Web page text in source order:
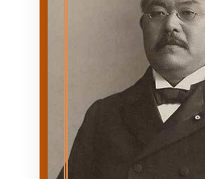
KITASATO
SHIBASABURO
1853/01/29
1931/06/13
NAISSANCE À OKUNI
(ACTUELLE
PRÉFECTURE DE
KUMAMOTO)
BACTÉRIOLOGISTE,